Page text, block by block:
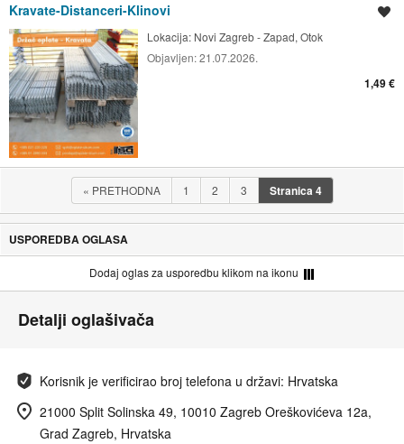
Kravate-Distanceri-Klinovi
Lokacija: Novi Zagreb - Zapad, Otok
Objavljen:21.07.2026.
1,49 €
« PRETHODNA 1 2 3 Stranica4
USPOREDBA OGLASA
Dodaj oglas za usporedbu klikom na ikonu
Detalji oglašivača
Korisnik je verificirao broj telefona u državi: Hrvatska
21000 Split Solinska 49, 10010 Zagreb Oreškovićeva 12a,
Grad Zagreb, Hrvatska